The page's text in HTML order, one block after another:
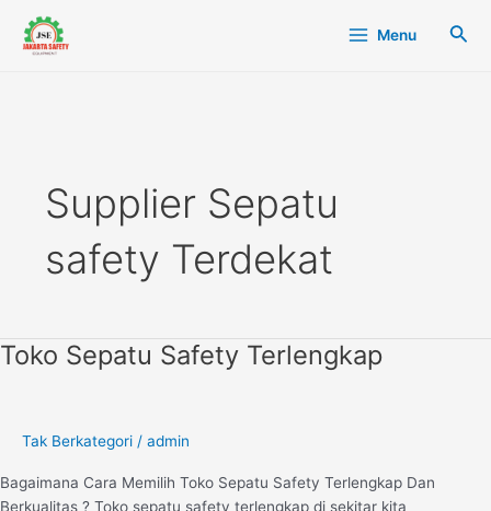
konten
Menu Cari
Supplier Sepatu
safety Terdekat
Toko Sepatu Safety Terlengkap
Tak Berkategori / admin
Bagaimana Cara Memilih Toko Sepatu Safety Terlengkap Dan
Berkualitas ? Toko sepatu safety terlengkap di sekitar kita
Toko